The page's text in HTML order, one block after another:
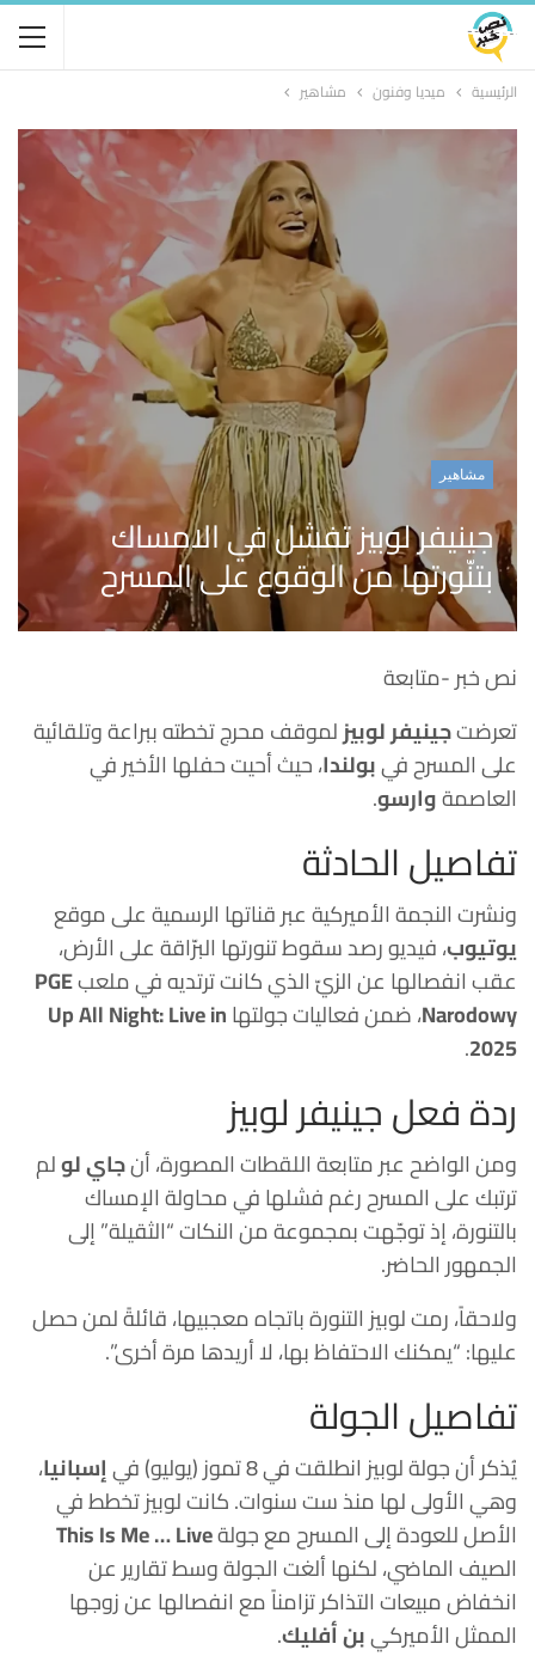
الرئيسية ميديا وفنون مشاهير
مشاهير
جينيفر لوبيز تفشل في الامساك
بتنّورتها من الوقوع على المسرح
نص خبر -متابعة
تعرضتجينيفر لوبيزلموقف محرج تخطته ببراعة وتلقائية
على المسرح فيبولندا، حيث أحيت حفلها الأخير في
العاصمةوارسو.
تفاصيل الحادثة
ونشرت النجمة الأميركية عبر قناتها الرسمية على موقع
يوتيوب، فيديو رصد سقوط تنورتها البرّاقة على الأرض،
عقب انفصالها عن الزيّ الذي كانت ترتديه في ملعبPGE
Narodowy، ضمن فعاليات جولتهاUp All Night: Live in
2025
.
ردة فعل جينيفر لوبيز
ومن الواضح عبر متابعة اللقطات المصورة، أنجاي لولم
ترتبك على المسرح رغم فشلها في محاولة الإمساك
بالتنورة، إذ توجّهت بمجموعة من النكات “الثقيلة” إلى
الجمهور الحاضر.
ولاحقاً، رمت لوبيز التنورة باتجاه معجبيها، قائلةً لمن حصل
عليها: “يمكنك الاحتفاظ بها، لا أريدها مرة أخرى”.
تفاصيل الجولة
يُذكر أن جولة لوبيز انطلقت في 8 تموز (يوليو) في إسبانيا،
وهي الأولى لها منذ ست سنوات. كانت لوبيز تخطط في
الأصل للعودة إلى المسرح مع جولةThis Is Me … Live
الصيف الماضي، لكنها ألغت الجولة وسط تقارير عن
انخفاض مبيعات التذاكر تزامناً مع انفصالها عن زوجها
الممثل الأميركيبن أفليك.